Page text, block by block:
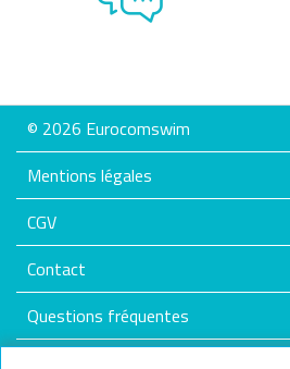
© 2026 Eurocomswim
Mentions légales
CGV
Contact
Questions fréquentes